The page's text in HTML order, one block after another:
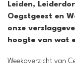
Leiden,
Oegstgeest en
onze
hoogte van wat
Weekoverzicht van